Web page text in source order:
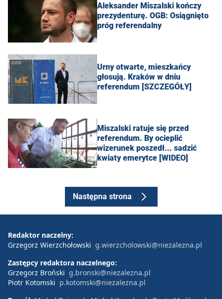
Aleksander Miszalski kończy
prezydenturę. OGB: Osiągnięto
próg referendalny
Urny otwarte, mieszkańcy
głosują. Kraków w dniu
referendum [SZCZEGÓŁY]
Miszalski ratuje się przed
referendum. By ocieplić
wizerunek poszedł... sadzić
kwiaty emerytce [WIDEO]
Następna strona
Redaktor naczelny:
Grzegorz Wierzchołowski g.wierzcholowski@niezalezna.pl
Zastępcy redaktora naczelnego:
Grzegorz Broński g.bronski@niezalezna.pl
Piotr Kotomski p.kotomski@niezalezna.pl